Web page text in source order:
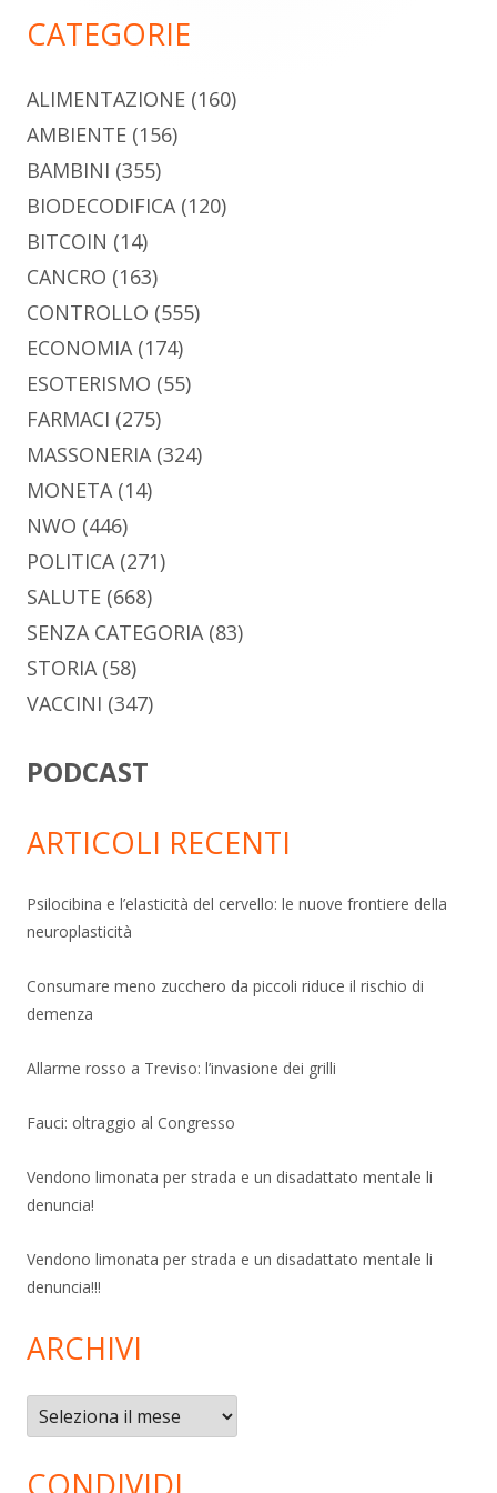
CATEGORIE
ALIMENTAZIONE (160)
AMBIENTE (156)
BAMBINI (355)
BIODECODIFICA(120)
BITCOIN (14)
CANCRO (163)
CONTROLLO (555)
ECONOMIA(174)
ESOTERISMO (55)
FARMACI (275)
MASSONERIA(324)
MONETA(14)
NWO (446)
POLITICA(271)
SALUTE (668)
SENZA CATEGORIA(83)
STORIA(58)
VACCINI (347)
PODCAST
ARTICOLI RECENTI
Psilocibina e l’elasticità del cervello: le nuove frontiere della
neuroplasticità
Consumare meno zucchero da piccoli riduce il rischio di
demenza
Allarme rosso a Treviso: l’invasione dei grilli
Fauci: oltraggio al Congresso
Vendono limonata per strada e un disadattato mentale li
denuncia!
Vendono limonata per strada e un disadattato mentale li
denuncia!!!
ARCHIVI
Archivi